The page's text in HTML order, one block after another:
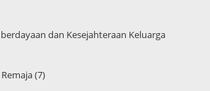
dan Kesejahteraan Keluarga
(7)